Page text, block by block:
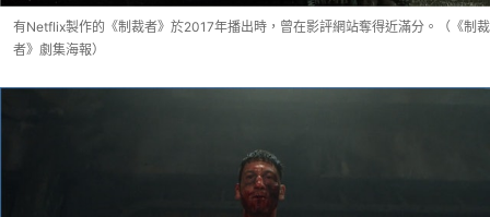
有Netflix製作的《制裁者》於2017年播出時，曾在影評網站奪得近滿分。（《制裁
者》劇集海報）